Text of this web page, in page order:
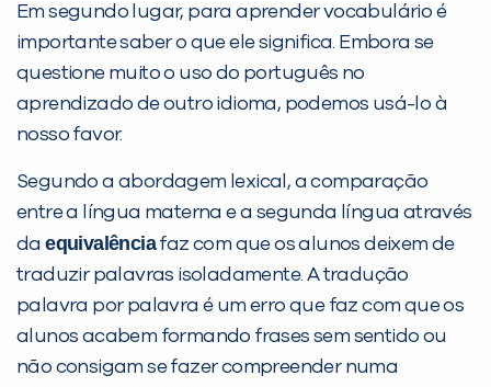
Em segundo lugar, para aprender vocabulário é
importante saber o que ele significa. Embora se
questione muito o uso do português no
aprendizado de outro idioma, podemos usá-lo à
nosso favor.
Segundo a abordagem lexical, a comparação
entre a língua materna e a segunda língua através
daequivalênciafaz com que os alunos deixem de
traduzir palavras isoladamente. A tradução
palavra por palavra é um erro que faz com que os
alunos acabem formando frases sem sentido ou
não consigam se fazer compreender numa